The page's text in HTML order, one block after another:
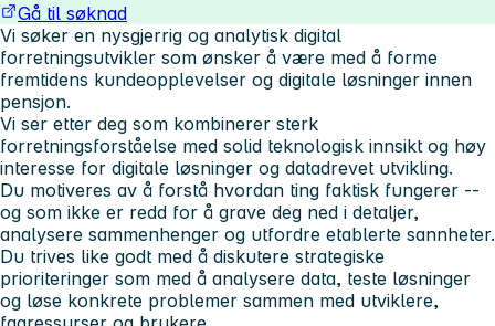
Gå til søknad
Vi søker en nysgjerrig og analytisk digital
forretningsutvikler som ønsker å være med å forme
fremtidens kundeopplevelser og digitale løsninger innen
pensjon.
Vi ser etter deg som kombinerer sterk
forretningsforståelse med solid teknologisk innsikt og høy
interesse for digitale løsninger og datadrevet utvikling.
Du motiveres av å forstå hvordan ting faktisk fungerer --
og som ikke er redd for å grave deg ned i detaljer,
analysere sammenhenger og utfordre etablerte sannheter.
Du trives like godt med å diskutere strategiske
prioriteringer som med å analysere data, teste løsninger
og løse konkrete problemer sammen med utviklere,